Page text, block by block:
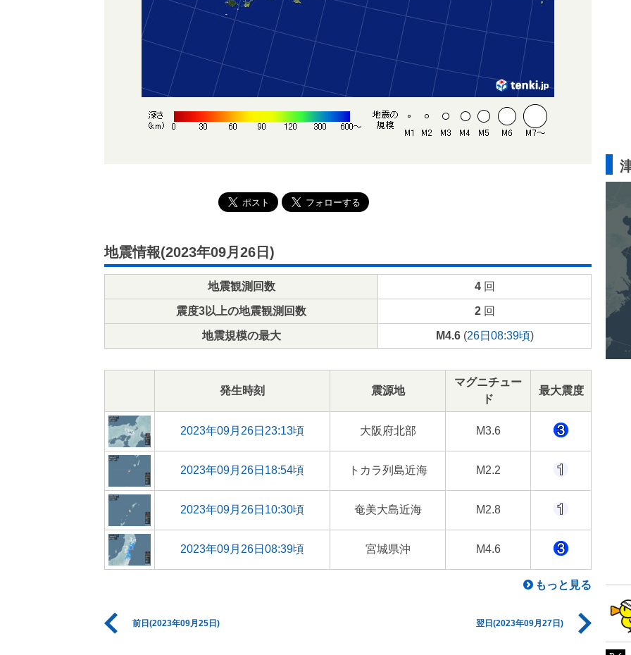
地震情報(2023年09月26日)
地震観測回数 4回
震度3以上の地震観測回数 2回
地震規模の最大 M4.6(26日08:39頃)
発生時刻 震源地
マグニチュー
ド
最大震度
2023年09月26日23:13頃 大阪府北部 M3.6
2023年09月26日18:54頃 トカラ列島近海 M2.2
2023年09月26日10:30頃 奄美大島近海 M2.8
2023年09月26日08:39頃 宮城県沖 M4.6
もっと見る
前日(2023年09月25日) 翌日(2023年09月27日)